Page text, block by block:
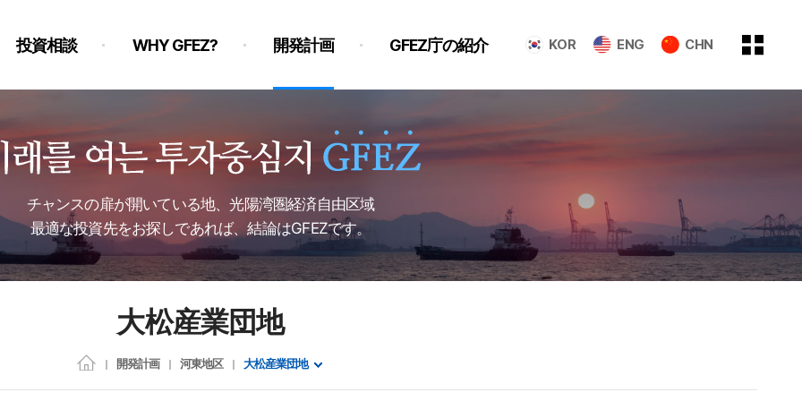
KOR ENG CHN
投資相談 WHY GFEZ? 開発計画 GFEZ庁の紹介
チャンスの扉が開いている地、光陽湾圏経済自由区域
最適な投資先をお探しであれば、結論はGFEZです。
大松産業団地
開発計画 河東地区 大松産業団地